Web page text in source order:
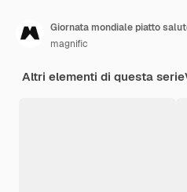
Giornata mondiale piatto
magnific
Altri elementi di questa serie